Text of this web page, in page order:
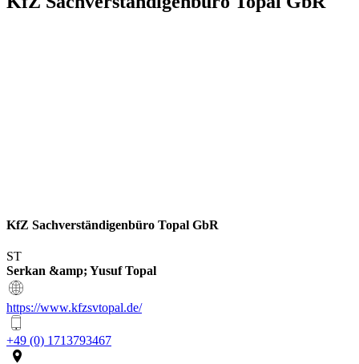
KfZ Sachverständigenbüro Topal GbR
ST
Serkan &amp; Yusuf Topal
https://www.kfzsvtopal.de/
+49 (0) 1713793467